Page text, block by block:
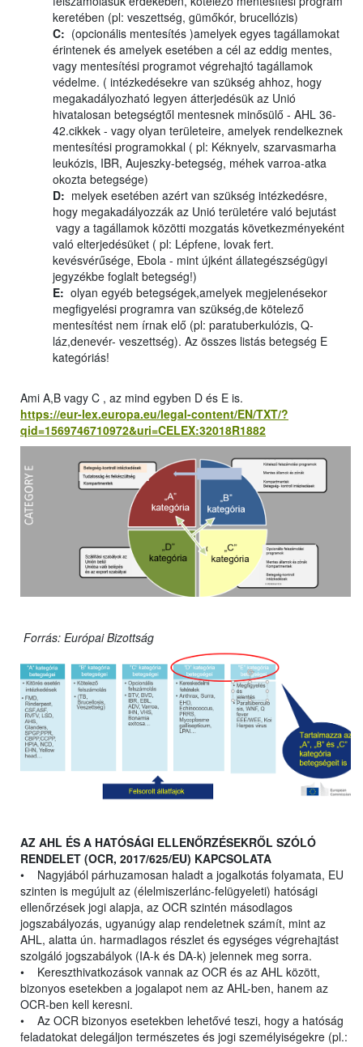
keretében (pl: veszettség, gümőkór, brucellózis)
C: (opcionális mentesítés )amelyek egyes tagállamokat
érintenek és amelyek esetében a cél az eddig mentes,
vagy mentesítési programot végrehajtó tagállamok
védelme. ( intézkedésekre van szükség ahhoz, hogy
megakadályozható legyen átterjedésük az Unió
hivatalosan betegségtől mentesnek minősülő - AHL 36-
42.cikkek - vagy olyan területeire, amelyek rendelkeznek
mentesítési programokkal ( pl: Kéknyelv, szarvasmarha
leukózis, IBR, Aujeszky-betegség, méhek varroa-atka
okozta betegsége)
D: melyek esetében azért van szükség intézkedésre,
hogy megakadályozzák az Unió területére való bejutást
vagy a tagállamok közötti mozgatás következményeként
való elterjedésüket ( pl: Lépfene, lovak fert.
kevésvérűsége, Ebola - mint újként állategészségügyi
jegyzékbe foglalt betegség!)
E: olyan egyéb betegségek,amelyek megjelenésekor
megfigyelési programra van szükség,de kötelező
mentesítést nem írnak elő (pl: paratuberkulózis, Q-
láz,denevér- veszettség). Az összes listás betegség E
kategóriás!
Ami A,B vagy C , az mind egyben D és E is.
https://eur-lex.europa.eu/legal-content/EN/TXT/?
qid=1569746710972&uri=CELEX:32018R1882
Forrás: Európai Bizottság
AZ AHL ÉS A HATÓSÁGI ELLENŐRZÉSEKRŐL SZÓLÓ
RENDELET (OCR, 2017/625/EU) KAPCSOLATA
• Nagyjából párhuzamosan haladt a jogalkotás folyamata, EU
szinten is megújult az (élelmiszerlánc-felügyeleti) hatósági
ellenőrzések jogi alapja, az OCR szintén másodlagos
jogszabályozás, ugyanúgy alap rendeletnek számít, mint az
AHL, alatta ún. harmadlagos részlet és egységes végrehajtást
szolgáló jogszabályok (IA-k és DA-k) jelennek meg sorra.
• Kereszthivatkozások vannak az OCR és az AHL között,
bizonyos esetekben a jogalapot nem az AHL-ben, hanem az
OCR-ben kell keresni.
• Az OCR bizonyos esetekben lehetővé teszi, hogy a hatóság
feladatokat delegáljon természetes és jogi személyiségekre (pl.: